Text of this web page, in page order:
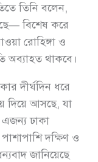
তিনি বলেন,
বিশেষ করে
রোহিঙ্গা ও
অব্যাহত থাকবে।
দীর্ঘদিন ধরে
দিয়ে আসছে, যা
ঢাকা
দক্ষিণ ও
জানিয়েছে